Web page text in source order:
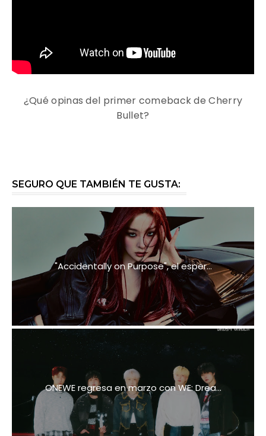
¿Qué opinas del primer comeback de Cherry
Bullet?
SEGURO QUE TAMBIÉN TE GUSTA:
"Accidentally on Purpose", el esper...
ONEWE regresa en marzo con WE: Drea...